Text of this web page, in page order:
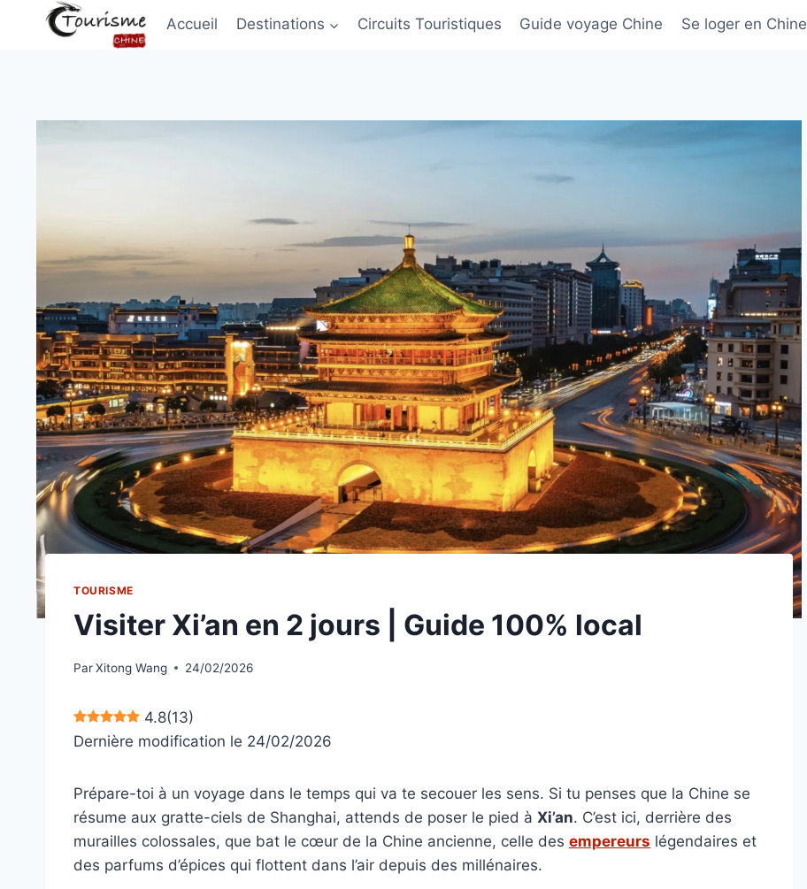
Accueil Destinations Circuits Touristiques Guide voyage Chine Se loger en Chine
TOURISME
Visiter Xi’an en 2 jours | Guide 100% local
ParXitong Wang 24/02/2026
4.8(13)
Dernière modification le 24/02/2026
Prépare-toi à un voyage dans le temps qui va te secouer les sens. Si tu penses que la Chine se
résume aux gratte-ciels de Shanghai, attends de poser le pied à Xi’an. C’est ici, derrière des
murailles colossales, que bat le cœur de la Chine ancienne, celle des empereurs légendaires et
des parfums d’épices qui flottent dans l’air depuis des millénaires.